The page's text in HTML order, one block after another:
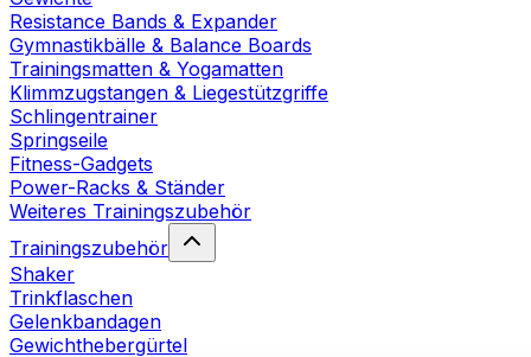
Resistance Bands & Expander
Gymnastikbälle & Balance Boards
Trainingsmatten & Yogamatten
Klimmzugstangen & Liegestützgriffe
Schlingentrainer
Springseile
Fitness-Gadgets
Power-Racks & Ständer
Weiteres Trainingszubehör
Trainingszubehör
Shaker
Trinkflaschen
Gelenkbandagen
Gewichthebergürtel